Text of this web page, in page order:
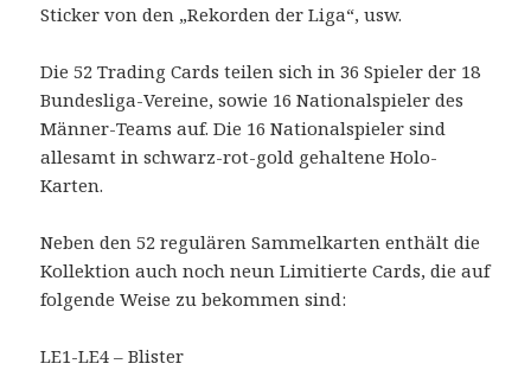
Sticker von den „Rekorden der Liga“, usw.
Die 52 Trading Cards teilen sich in 36 Spieler der 18
Bundesliga-Vereine, sowie 16 Nationalspieler des
Männer-Teams auf. Die 16 Nationalspieler sind
allesamt in schwarz-rot-gold gehaltene Holo-
Karten.
Neben den 52 regulären Sammelkarten enthält die
Kollektion auch noch neun Limitierte Cards, die auf
folgende Weise zu bekommen sind:
LE1-LE4 – Blister